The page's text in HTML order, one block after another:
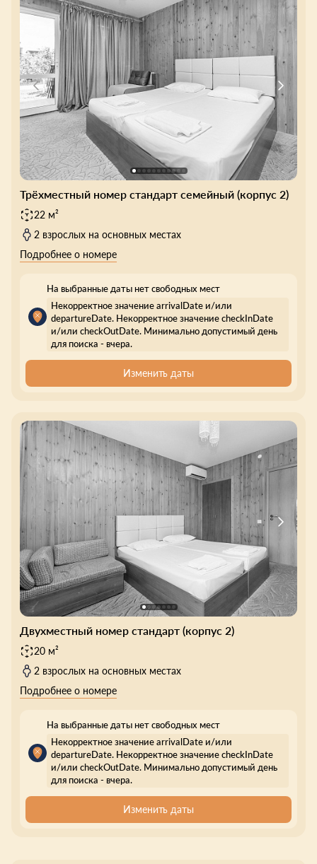
Трёхместный номер стандарт семейный (корпус 2)
22 м²
2 взрослых на основных местах
Подробнее о номере
На выбранные даты нет свободных мест
Некорректное значение arrivalDate и/или
departureDate. Некорректное значение checkInDate
и/или checkOutDate. Минимально допустимый день
для поиска - вчера.
Изменить даты
Двухместный номер стандарт (корпус 2)
20 м²
2 взрослых на основных местах
Подробнее о номере
На выбранные даты нет свободных мест
Некорректное значение arrivalDate и/или
departureDate. Некорректное значение checkInDate
и/или checkOutDate. Минимально допустимый день
для поиска - вчера.
Изменить даты